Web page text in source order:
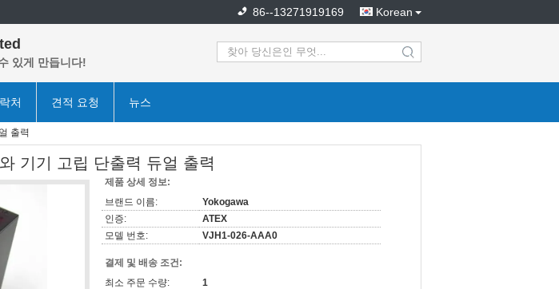
Korean
86--13271919169
있게 만듭니다! search
처 견적 요청 뉴스
출력
기기 고립 단출력 듀얼 출력
제품 상세 정보:
브랜드 이름:
Yokogawa
인증:
ATEX
모델 번호:
VJH1-026-AAA0
결제 및 배송 조건:
최소 주문 수량:
1